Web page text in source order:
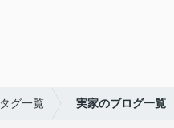
タグ一覧 実家のブログ一覧